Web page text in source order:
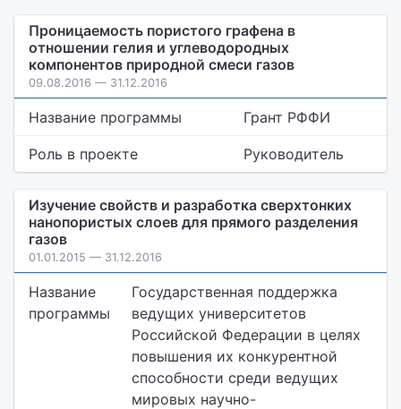
Проницаемость пористого графена в
отношении гелия и углеводородных
компонентов природной смеси газов
09.08.2016 — 31.12.2016
Название программы Грант РФФИ
Роль в проекте Руководитель
Изучение свойств и разработка сверхтонких
нанопористых слоев для прямого разделения
газов
01.01.2015 — 31.12.2016
Название
программы
Государственная поддержка
ведущих университетов
Российской Федерации в целях
повышения их конкурентной
способности среди ведущих
мировых научно-